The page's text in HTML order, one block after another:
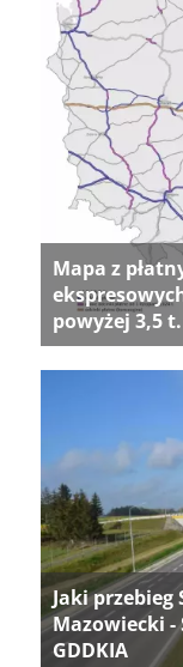
Mapa z
powyżej 3,5
Jaki przebieg
Mazowiecki -
GDDKIA